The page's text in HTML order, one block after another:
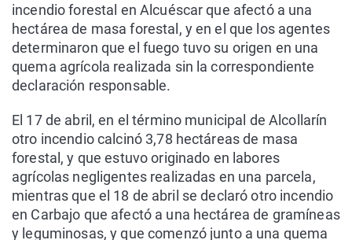
incendio forestal en Alcuéscar que afectó a una
hectárea de masa forestal, y en el que los agentes
determinaron que el fuego tuvo su origen en una
quema agrícola realizada sin la correspondiente
declaración responsable.
El 17 de abril, en el término municipal de Alcollarín
otro incendio calcinó 3,78 hectáreas de masa
forestal, y que estuvo originado en labores
agrícolas negligentes realizadas en una parcela,
mientras que el 18 de abril se declaró otro incendio
en Carbajo que afectó a una hectárea de gramíneas
y leguminosas, y que comenzó junto a una quema